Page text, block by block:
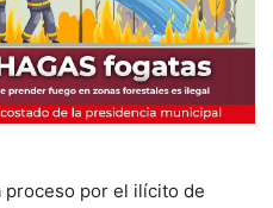
proceso por el ilícito de